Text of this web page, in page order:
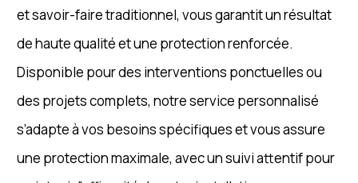
et savoir-faire traditionnel, vous garantit un résultat
de haute qualité et une protection renforcée.
Disponible pour des interventions ponctuelles ou
des projets complets, notre service personnalisé
s’adapte à vos besoins spécifiques et vous assure
une protection maximale, avec un suivi attentif pour